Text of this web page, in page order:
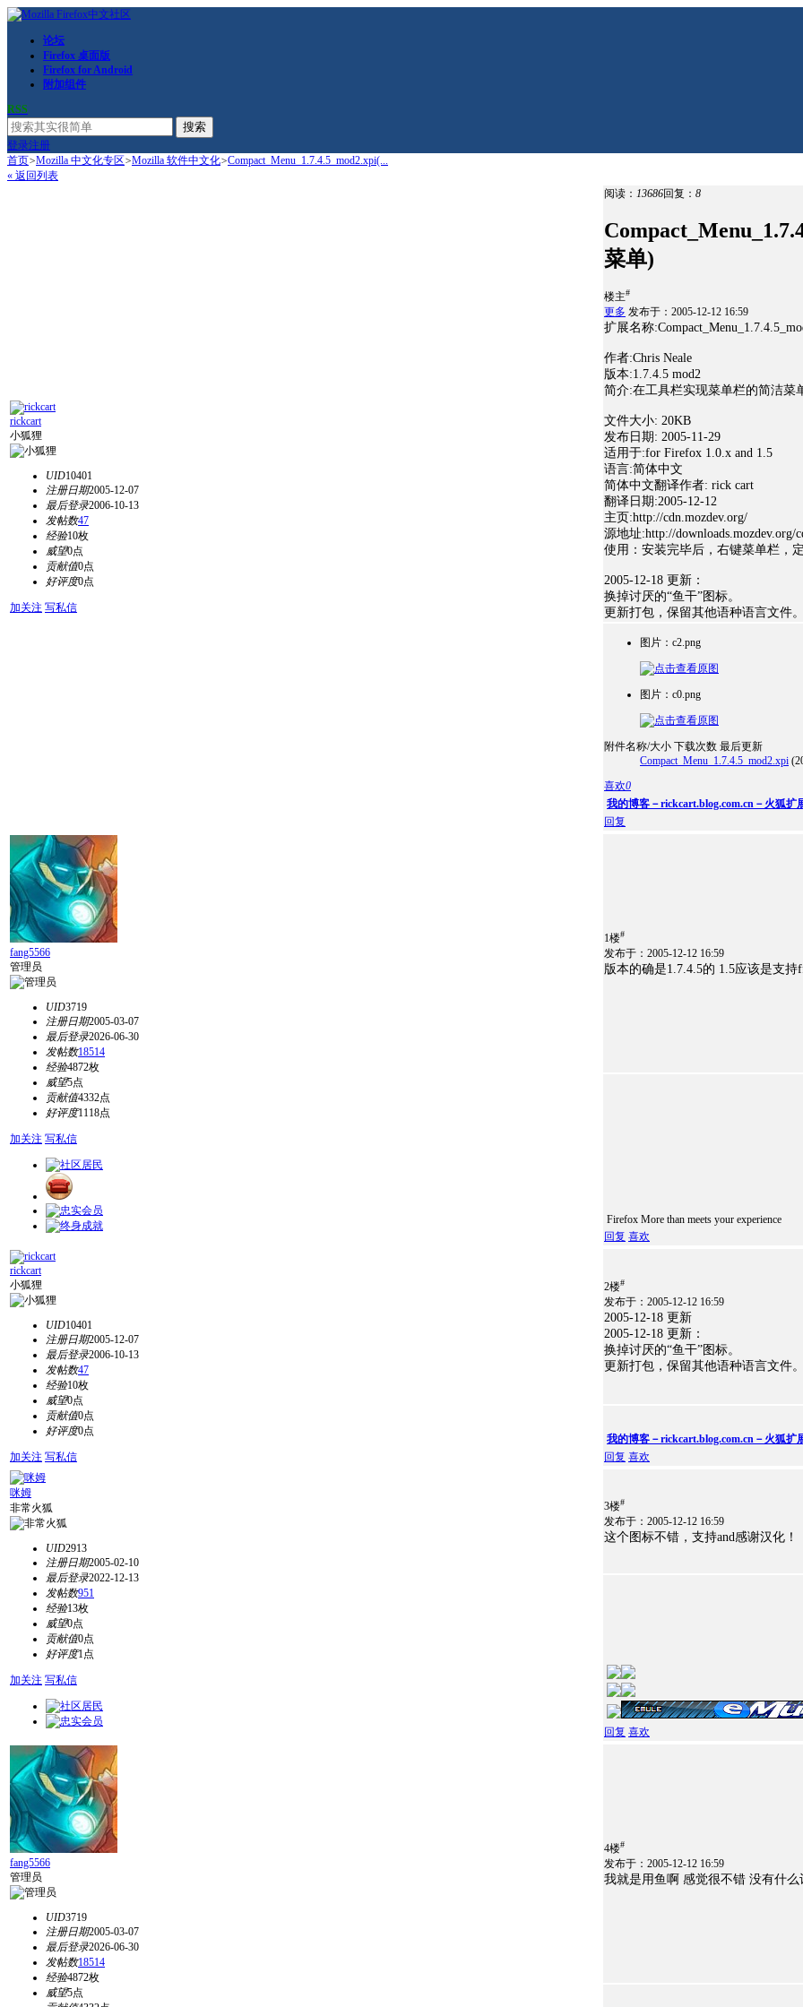
论坛
Firefox 桌面版
Firefox for Android
附加组件
RSS
搜索
登录注册
首页>Mozilla 中文化专区>Mozilla 软件中文化>Compact_Menu_1.7.4.5_mod2.xpi(...
« 返回列表
rickcart
小狐狸
UID10401
注册日期2005-12-07
最后登录2006-10-13
发帖数47
经验10枚
威望0点
贡献值0点
好评度0点
加关注 写私信
阅读： 13686回复： 8
菜单)
楼主#
更多 发布于：2005-12-12 16:59
扩展名称
作者:Chris Neale
版本:1.7.4.5 mod2
简介:在工具栏实现菜单栏的简洁菜
文件大小: 20KB
发布日期: 2005-11-29
适用于:for Firefox 1.0.x and 1.5
语言:简体中文
简体中文翻译作者: rick cart
翻译日期:2005-12-12
主页:http://cdn.mozdev.org/
源地址:http://downloads.mozdev.org/
使用：安装完毕后，右键菜单栏，
2005-12-18 更新：
换掉讨厌的“鱼干”图标。
更新打包，保留其他语种语言文件。
图片：c2.png
图片：c0.png
附件名称/大小 下载次数 最后更新
Compact_Menu_1.7.4.5_mod2.xpi
喜欢0
我的博客－rickcart.blog.com.cn－火狐扩
回复
fang5566
管理员
UID3719
注册日期2005-03-07
最后登录2026-06-30
发帖数18514
经验4872枚
威望5点
贡献值4332点
好评度1118点
加关注 写私信
1楼#
发布于：2005-12-12 16:59
版本的确是1.7.4.5的 1.5应该是支持
Firefox More than meets your experience
回复 喜欢
rickcart
小狐狸
UID10401
注册日期2005-12-07
最后登录2006-10-13
发帖数47
经验10枚
威望0点
贡献值0点
好评度0点
加关注 写私信
2楼#
发布于：2005-12-12 16:59
2005-12-18 更新
2005-12-18 更新：
换掉讨厌的“鱼干”图标。
更新打包，保留其他语种语言文件。
我的博客－rickcart.blog.com.cn－火狐扩
回复 喜欢
咪姆
非常火狐
UID2913
注册日期2005-02-10
最后登录2022-12-13
发帖数951
经验13枚
威望0点
贡献值0点
好评度1点
加关注 写私信
3楼#
发布于：2005-12-12 16:59
这个图标不错，支持and感谢汉化！
回复 喜欢
fang5566
管理员
UID3719
注册日期2005-03-07
最后登录2026-06-30
发帖数18514
经验4872枚
威望5点
4楼#
发布于：2005-12-12 16:59
我就是用鱼啊 感觉很不错 没有什么